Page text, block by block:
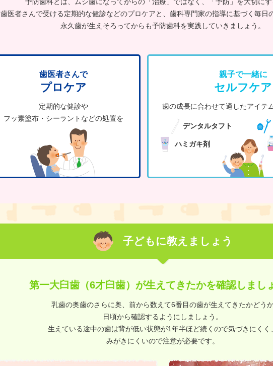
歯医者さんで受ける定期的な健診などのプロケアと、歯科専門家の指導に基づく毎日
永久歯が生えそろってからも予防歯科を実践していきましょう。
歯医者さんで
プロケア
定期的な健診や
フッ素塗布・シーラントなどの処置を
親子で一緒に
セルフケア
歯の成長に合わせて適したアイテ
デンタルタフト
ハミガキ剤
子どもに教えましょう
第一大臼歯（6才臼歯）が生えてきたかを確認しまし
乳歯の奥歯のさらに奥、 前から数えて6番目の歯が生えてきたかどう
日頃から確認するようにしましょう。
生えている途中の歯は背が低い状態が1年半ほど続くので気づきにくく、
みがきにくいので注意が必要です。